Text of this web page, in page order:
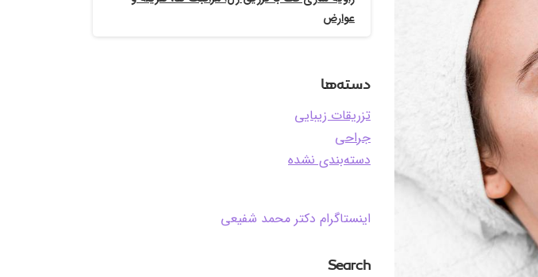
عوارض
دسته‌ها
تزریقات زیبایی
جراحی
دسته‌بندی نشده
اینستاگرام دکتر محمد شفیعی
Search